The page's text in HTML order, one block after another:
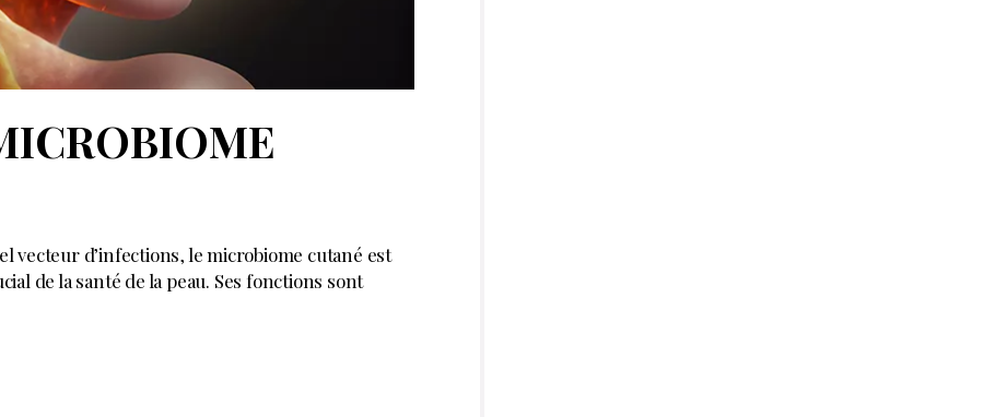
vecteur d’infections, le microbiome cutané est
de la santé de la peau. Ses fonctions sont